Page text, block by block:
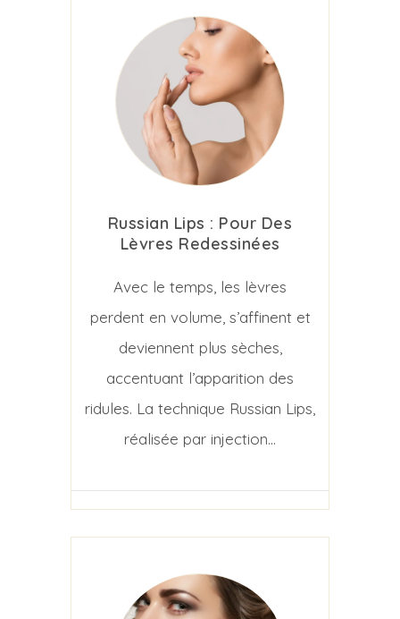
Russian Lips : Pour Des
Lèvres Redessinées
Avec le temps, les lèvres
perdent en volume, s’affinent et
deviennent plus sèches,
accentuant l’apparition des
ridules. La technique Russian Lips,
réalisée par injection...